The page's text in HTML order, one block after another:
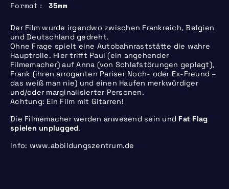
Format
35mm
Der Film wurde irgendwo zwischen Frankreich, Belgien
und Deutschland gedreht.
Ohne Frage spielt eine Autobahnraststätte die wahre
Hauptrolle. Hier trifft Paul (ein angehender
Filmemacher) auf Anna (von Schlafstörungen geplagt),
Frank (ihren arroganten Pariser Noch- oder Ex-Freund –
das weiß man nie) und einen Haufen merkwürdiger
und/oder marginalisierter Personen.
Achtung: Ein Film mit Gitarren!
Die Filmemacher werden anwesend sein und Fat Flag
spielen unplugged.
Info: www.abbildungszentrum.de